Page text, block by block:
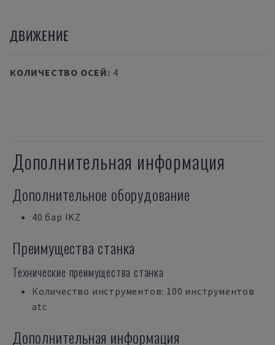
ДВИЖЕНИЕ
КОЛИЧЕСТВО ОСЕЙ: 4
Дополнительная информация
Дополнительное оборудование
40 бар IKZ
Преимущества станка
Технические преимущества станка
Количество инструментов: 100 инструментов
atc
Дополнительная информация